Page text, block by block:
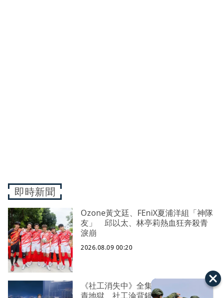
即時新聞
Ozone黃文廷、FEniX夏浦洋組「神隊
友」 邱以太、林亭莉熱血狂奔殺青
淚崩
2026.08.09 00:20
《社工消失中》全集 八成過勞陷究
責地獄 社工淪背鍋垃圾桶求助身心